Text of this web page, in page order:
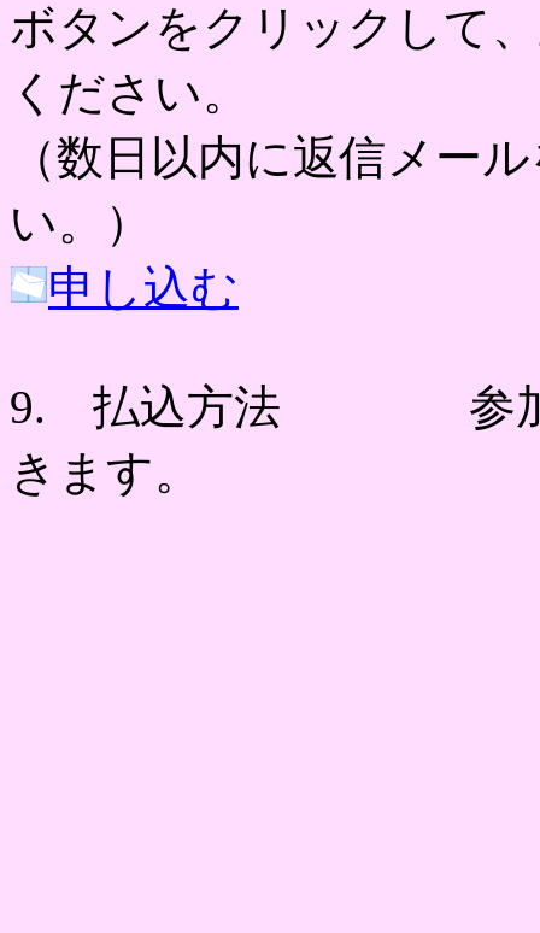
ボタンをクリックして
ください。
（数日以内に返信メー
い。）
申し込む
9. 払込方法 参加費
きます。